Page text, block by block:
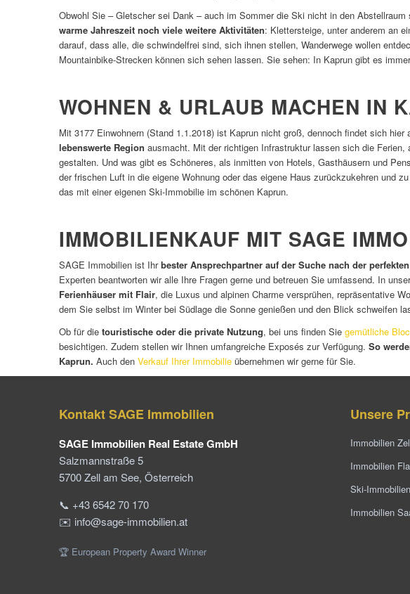
Obwohl Sie – Gletscher sei Dank – auch im Sommer die Ski nicht in den
warme Jahreszeit noch viele weitere Aktivitäten: Klettersteige, unter anderem an
darauf, dass alle, die schwindelfrei sind, sich ihnen stellen, Wanderwege wollen
Mountainbike-Strecken können sich sehen lassen. Sie sehen: In Kaprun gibt es
WOHNEN & URLAUB MACHEN IN
Mit 3177 Einwohnern (Stand 1.1.2018) ist Kaprun nicht groß, dennoch findet sich hier
lebenswerte Region ausmacht. Mit der richtigen Infrastruktur lassen sich die Ferien,
gestalten. Und was gibt es Schöneres, als inmitten von Hotels, Gasthäusern und
der frischen Luft in die eigene Wohnung oder das eigene Haus zurückzukehren und
das mit einer eigenen Ski-Immobilie im schönen Kaprun.
IMMOBILIENKAUF MIT SAGE
SAGE Immobilien ist Ihrbester Ansprechpartner auf der Suche nach der
Experten beantworten wir alle Ihre Fragen gerne und betreuen Sie umfassend. In
Ferienhäuser mit Flair, die Luxus und alpinen Charme versprühen, repräsentative
dem Sie selbst im Winter bei Südlage die Sonne genießen und den Blick schweifen
Ob für die touristische oder die private Nutzung, bei uns finden Sie gemütliche
besichtigen. Zudem stellen wir Ihnen umfangreiche Exposés zur Verfügung. So
Kaprun. Auch den Verkauf Ihrer Immobilieübernehmen wir gerne für Sie.
Kontakt SAGE Immobilien
SAGE Immobilien Real Estate GmbH
Salzmannstraße 5
5700 Zell am See, Österreich
📞 +43 6542 70 170
✉️ info@sage-immobilien.at
🏆 European Property Award Winner
Unsere
Immobilien
Immobilien
Ski-
Immobilien